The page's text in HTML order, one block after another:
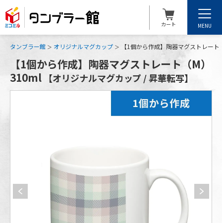
カート MENU
タンブラー館 オリジナルマグカップ 【1個から作成】陶器マグストレー
【1個から作成】陶器マグストレート（M）
310ml
【オリジナルマグカップ / 昇華転写】